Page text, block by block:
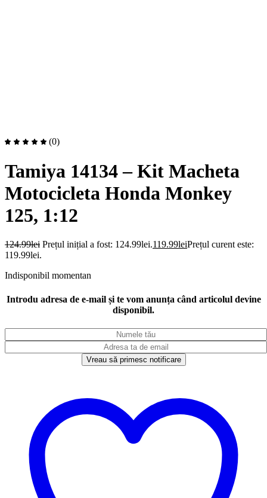
(0)
Tamiya 14134 – Kit Macheta
Motocicleta Honda Monkey
125, 1:12
124.99lei Prețul inițial a fost: 124.99lei.119.99leiPrețul curent este:
119.99lei.
Indisponibil momentan
Introdu adresa de e-mail și te vom anunța când articolul devine
disponibil.
Vreau să primesc notificare